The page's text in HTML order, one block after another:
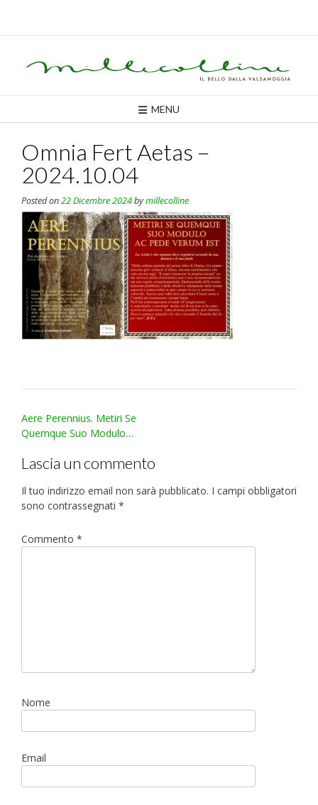
MENU
Omnia Fert Aetas –
2024.10.04
Posted on22 Dicembre 2024bymillecolline
Post
navigation
Aere Perennius. Metiri Se
Quemque Suo Modulo…
Lascia un commento
Il tuo indirizzo email non sarà pubblicato. I campi obbligatori
sono contrassegnati *
Commento *
Nome
Email